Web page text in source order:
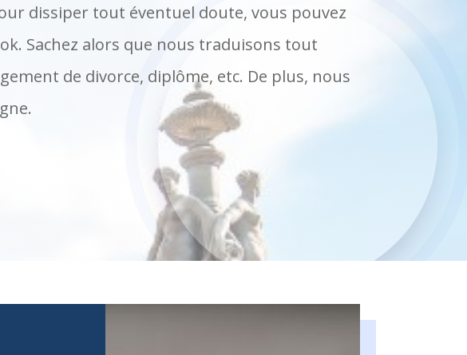
dissiper tout éventuel doute, vous pouvez
Sachez alors que nous traduisons tout
de divorce, diplôme, etc. De plus, nous